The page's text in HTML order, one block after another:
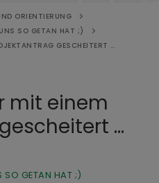
ORIENTIERUNG
SO GETAN HAT ;)
GESCHEITERT …
mit einem
…
SO GETAN HAT ;)